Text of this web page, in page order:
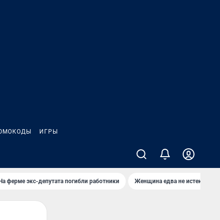
ИГРЫ
ферме экс-депутата погибли работники Женщина едва не истекла